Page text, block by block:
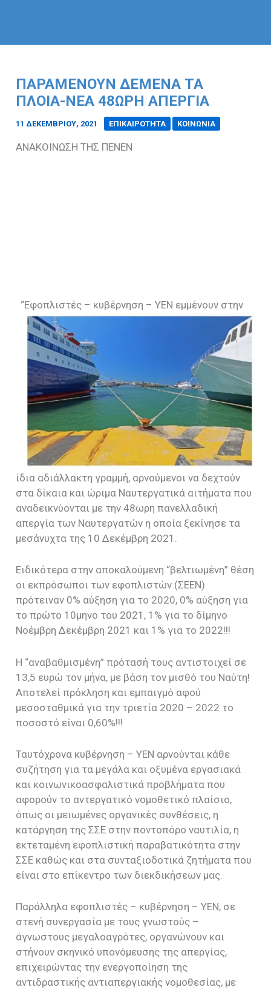
ΠΑΡΑΜΕΝΟΥΝ ΔΕΜΕΝΑ ΤΑ
ΠΛΟΙΑ-ΝΕΑ 48ΩΡΗ ΑΠΕΡΓΙΑ
11 ΔΕΚΕΜΒΡΊΟΥ, 2021 ΕΠΙΚΑΙΡΟΤΗΤΑ ΚΟΙΝΩΝΙΑ
ΑΝΑΚΟΙΝΩΣΗ ΤΗΣ ΠΕΝΕΝ
“Εφοπλιστές – κυβέρνηση – ΥΕΝ εμμένουν στην
ίδια αδιάλλακτη γραμμή, αρνούμενοι να δεχτούν
στα δίκαια και ώριμα Ναυτεργατικά αιτήματα που
αναδεικνύονται με την 48ωρη πανελλαδική
απεργία των Ναυτεργατών η οποία ξεκίνησε τα
μεσάνυχτα της 10 Δεκέμβρη 2021.
Ειδικότερα στην αποκαλούμενη “βελτιωμένη” θέση
οι εκπρόσωποι των εφοπλιστών (ΣΕΕΝ)
πρότειναν 0% αύξηση για το 2020, 0% αύξηση για
το πρώτο 10μηνο του 2021, 1% για το δίμηνο
Νοέμβρη Δεκέμβρη 2021 και 1% για το 2022!!!
Η “αναβαθμισμένη” πρότασή τους αντιστοιχεί σε
13,5 ευρώ τον μήνα, με βάση τον μισθό του Ναύτη!
Αποτελεί πρόκληση και εμπαιγμό αφού
μεσοσταθμικά για την τριετία 2020 – 2022 το
ποσοστό είναι 0,60%!!!
Ταυτόχρονα κυβέρνηση – ΥΕΝ αρνούνται κάθε
συζήτηση για τα μεγάλα και οξυμένα εργασιακά
και κοινωνικοασφαλιστικά προβλήματα που
αφορούν το αντεργατικό νομοθετικό πλαίσιο,
όπως οι μειωμένες οργανικές συνθέσεις, η
κατάργηση της ΣΣΕ στην ποντοπόρο ναυτιλία, η
εκτεταμένη εφοπλιστική παραβατικότητα στην
ΣΣΕ καθώς και στα συνταξιοδοτικά ζητήματα που
είναι στο επίκεντρο των διεκδικήσεων μας.
Παράλληλα εφοπλιστές – κυβέρνηση – ΥΕΝ, σε
στενή συνεργασία με τους γνωστούς –
άγνωστους μεγαλοαγρότες, οργανώνουν και
στήνουν σκηνικό υπονόμευσης της απεργίας,
επιχειρώντας την ενεργοποίηση της
αντιδραστικής αντιαπεργιακής νομοθεσίας, με